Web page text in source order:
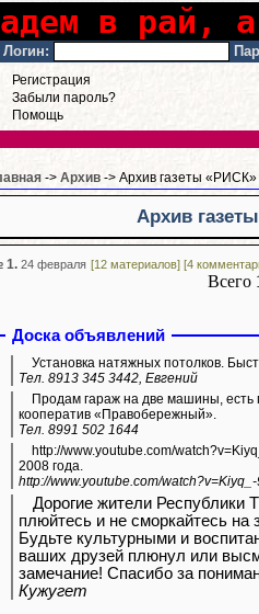
в рай,
Логин:
Регистрация
Забыли пароль?
Помощь
-> Архив -> Архив газеты «РИСК»
Архив
1. 24 февраля [12 материалов] [4
Всего
Доска объявлений
Установка натяжных потолков.
Тел. 8913 345 3442, Евгений
Продам гараж на две машины, есть
кооператив «Правобережный».
Тел. 8991 502 1644
http://www.youtube.com/
2008 года.
http://www.youtube.com/
Дорогие жители Республики
плюйтесь и не сморкайтесь
Будьте культурными и
ваших друзей плюнул или
замечание! Спасибо за
Кужугет